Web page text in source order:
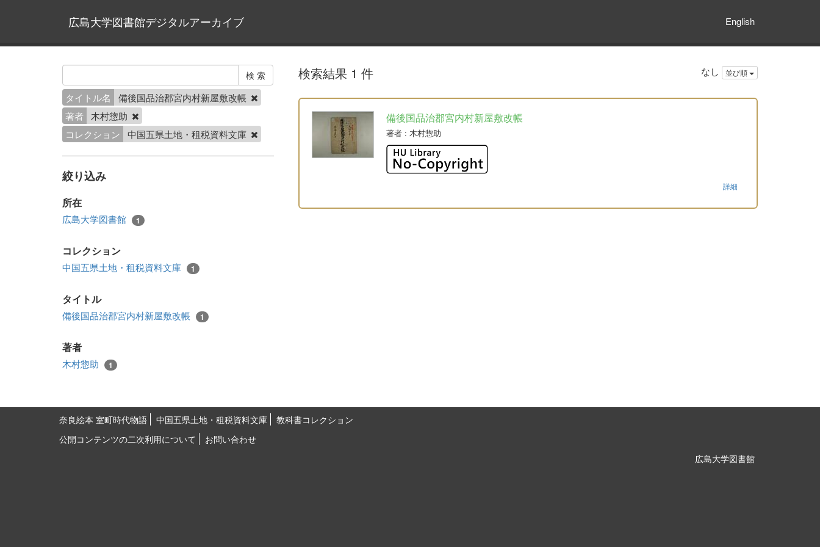
広島大学図書館デジタルアーカイブ English
タイトル名
備後国品治郡宮内村新屋敷改帳
著者
木村惣助
コレクション
中国五県土地・租税資料文庫
絞り込み
所在
広島大学図書館 1
コレクション
中国五県土地・租税資料文庫 1
タイトル
備後国品治郡宮内村新屋敷改帳 1
著者
木村惣助 1
検索結果 1 件 なし 並び順
備後国品治郡宮内村新屋敷改帳
著者: 木村惣助
詳細
奈良絵本 室町時代物語 中国五県土地・租税資料文庫
教科書コレクション
公開コンテンツの二次利用について
お問い合わせ
広島大学図書館